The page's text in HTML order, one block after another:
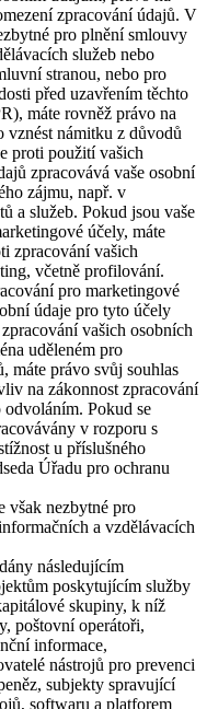
zpracování údajů. V
pro plnění smlouvy
služeb nebo
stranou, nebo pro
před uzavřením těchto
máte rovněž právo na
vznést námitku z důvodů
proti použití vašich
zpracovává vaše osobní
zájmu, např. v
a služeb. Pokud jsou vaše
účely, máte
zpracování vašich
včetně profilování.
pro marketingové
údaje pro tyto účely
vašich osobních
uděleném pro
máte právo svůj souhlas
na zákonnost zpracování
odvoláním. Pokud se
v rozporu s
u příslušného
Úřadu pro ochranu
však nezbytné pro
a vzdělávacích
následujícím
poskytujícím služby
skupiny, k níž
poštovní operátoři,
informace,
nástrojů pro prevenci
subjekty spravující
softwaru a platforem